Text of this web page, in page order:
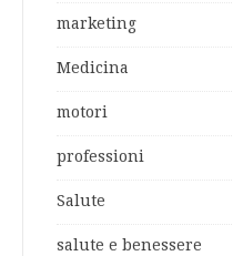
marketing
Medicina
motori
professioni
Salute
salute e benessere